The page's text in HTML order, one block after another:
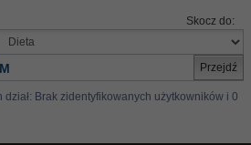
Skocz do:
Brak zidentyfikowanych użytkowników i 0